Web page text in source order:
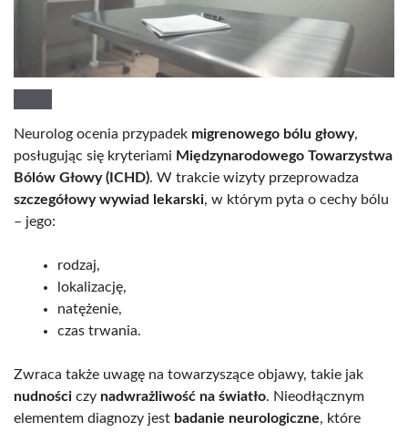
Neurolog ocenia przypadek migrenowego bólu głowy,
posługując się kryteriami Międzynarodowego Towarzystwa
Bólów Głowy (ICHD). W trakcie wizyty przeprowadza
szczegółowy wywiad lekarski, w którym pyta o cechy bólu
– jego:
rodzaj,
lokalizację,
natężenie,
czas trwania.
Zwraca także uwagę na towarzyszące objawy, takie jak
nudności czy nadwrażliwość na światło. Nieodłącznym
elementem diagnozy jest badanie neurologiczne, które